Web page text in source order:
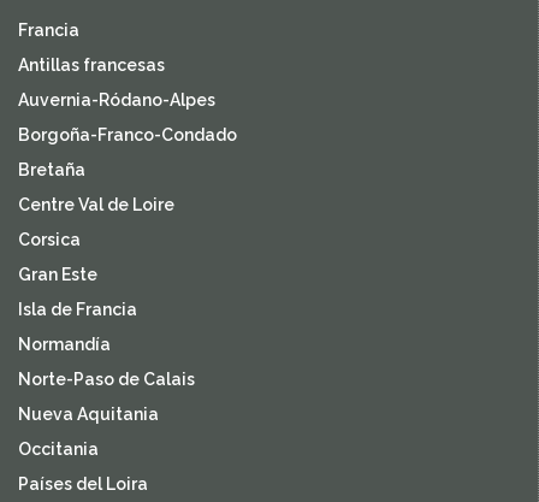
Francia
Antillas francesas
Auvernia-Ródano-Alpes
Borgoña-Franco-Condado
Bretaña
Centre Val de Loire
Corsica
Gran Este
Isla de Francia
Normandía
Norte-Paso de Calais
Nueva Aquitania
Occitania
Países del Loira